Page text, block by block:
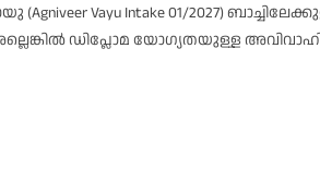
Vayu Intake 01/2027)
ഡിപ്ലോമ യോഗ്യതയുള്ള